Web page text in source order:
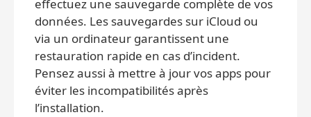
effectuez une sauvegarde complète de vos
données. Les sauvegardes sur iCloud ou
via un ordinateur garantissent une
restauration rapide en cas d’incident.
Pensez aussi à mettre à jour vos apps pour
éviter les incompatibilités après
l’installation.